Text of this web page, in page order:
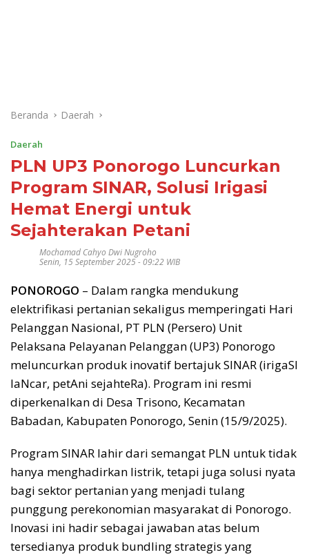
Beranda Daerah
Daerah
PLN UP3 Ponorogo Luncurkan
Program SINAR, Solusi Irigasi
Hemat Energi untuk
Sejahterakan Petani
Mochamad Cahyo Dwi Nugroho
Senin, 15 September 2025 - 09:22 WIB
PONOROGO – Dalam rangka mendukung
elektrifikasi pertanian sekaligus memperingati Hari
Pelanggan Nasional, PT PLN (Persero) Unit
Pelaksana Pelayanan Pelanggan (UP3) Ponorogo
meluncurkan produk inovatif bertajuk SINAR (irigaSI
laNcar, petAni sejahteRa). Program ini resmi
diperkenalkan di Desa Trisono, Kecamatan
Babadan, Kabupaten Ponorogo, Senin (15/9/2025).
Program SINAR lahir dari semangat PLN untuk tidak
hanya menghadirkan listrik, tetapi juga solusi nyata
bagi sektor pertanian yang menjadi tulang
punggung perekonomian masyarakat di Ponorogo.
Inovasi ini hadir sebagai jawaban atas belum
tersedianya produk bundling strategis yang